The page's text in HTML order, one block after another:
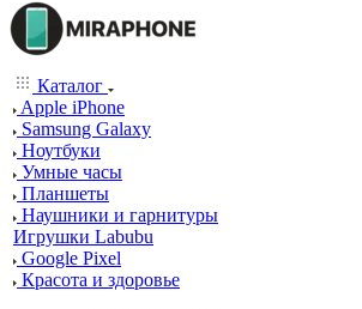
Каталог
Apple iPhone
Samsung Galaxy
Ноутбуки
Умные часы
Планшеты
Наушники и гарнитуры
Игрушки Labubu
Google Pixel
Красота и здоровье